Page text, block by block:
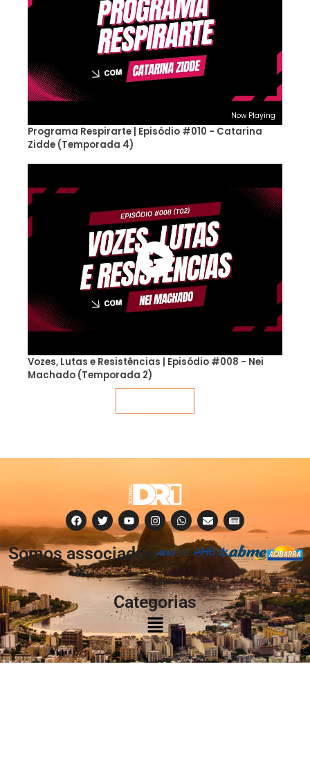
Now Playing
Programa Respirarte | Episódio #010 - Catarina
Zidde (Temporada 4)
Vozes, Lutas e Resistências | Episódio #008 - Nei
Machado (Temporada 2)
Somos associados
à:
Categorias